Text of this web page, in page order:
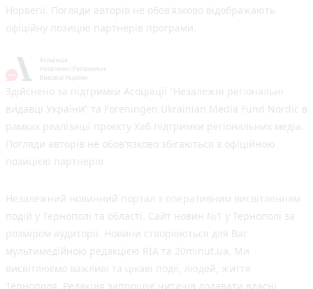
Норвегії. Погляди авторів не обов’язково відображають
офіційну позицію партнерів програми.
Здійснено за підтримки Асоціації “Незалежні регіональні
видавці України” та Foreningen Ukrainian Media Fund Nordic в
рамках реалізації проєкту Хаб підтримки регіональних медіа.
Погляди авторів не обов'язково збігаються з офіційною
позицією партнерів
Незалежний новинний портал з оперативним висвітленням
подій у Тернополі та області. Сайт новин №1 у Тернополі за
розміром аудиторії. Новини створюються для Вас
мультимедійною редакцією RIA та 20minut.ua. Ми
висвітлюємо важливі та цікаві події, людей, життя
Тернополя. Редакція запрошує читачів додавати власні